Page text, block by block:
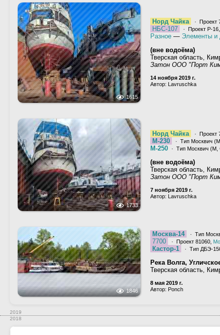
1615
Норд Чайка · Проект
НБС-107 · Проект Р-
Разное — Элементы и
(вне водоёма)
Тверская область,
Затон ООО "Порт
14 ноября 2019 г.
Автор: Lavruschka
1733
Норд Чайка · Проект
М-230 · Тип Москвич
М-250 · Тип Москвич (М,
(вне водоёма)
Тверская область,
Затон ООО "Порт
7 ноября 2019 г.
Автор: Lavruschka
1846
Москва-14 · Тип
7700 · Проект 81060,
Кастор-1 · Тип ДБЭ-
Река Волга,
Тверская область,
8 мая 2019 г.
Автор: Ponch
2019
2018